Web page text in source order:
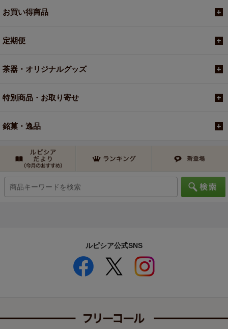
お買い得商品
定期便
茶器・オリジナルグッズ
特別商品・お取り寄せ
銘菓・逸品
ルピシア公式SNS